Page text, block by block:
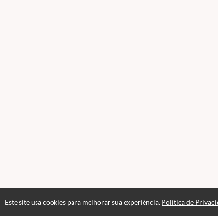
Páginas
Este site usa cookies para melhorar sua experiência. Política de